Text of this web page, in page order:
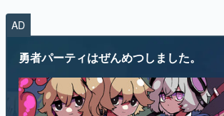
AD
勇者パーティはぜんめつしました。